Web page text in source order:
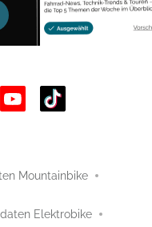
Mountainbike
Elektrobike